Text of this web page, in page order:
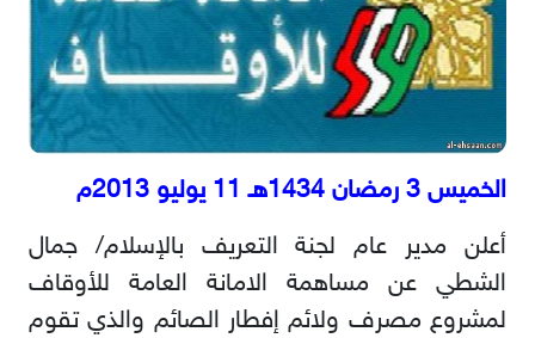
الخميس 3 رمضان 1434هـ 11 يوليو 2013م
أعلن مدير عام لجنة التعريف بالإسلام/ جمال
الشطي عن مساهمة الامانة العامة للأوقاف
لمشروع مصرف ولائم إفطار الصائم والذي تقوم